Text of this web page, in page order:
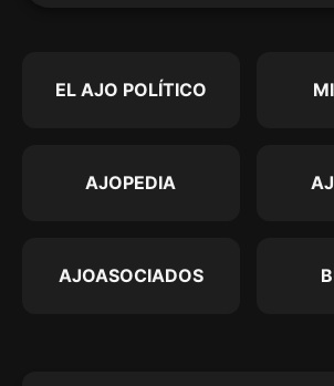
EL AJO POLÍTICO
AJOPEDIA
AJOASOCIADOS